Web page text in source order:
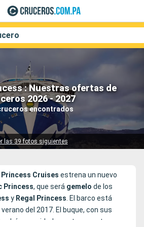
: Nuestras ofertas de
2026 - 2027
encontrados
las 39 fotos siguientes
Princess Cruises estrena un nuevo
Princess, que será gemelo de los
y Regal Princess. El barco está
del 2017. El buque, con sus
capacidad para transportar